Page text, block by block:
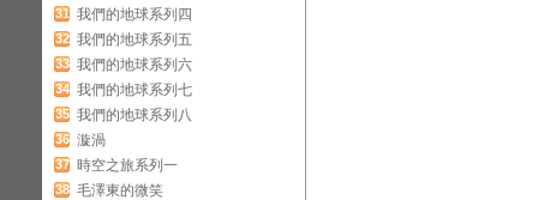
31 我們的地球系列四
32 我們的地球系列五
33 我們的地球系列六
34 我們的地球系列七
35 我們的地球系列八
36 漩渦
37 時空之旅系列一
38 毛澤東的微笑